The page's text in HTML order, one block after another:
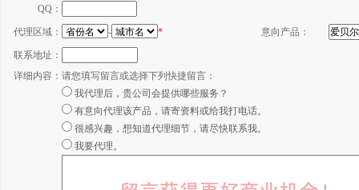
QQ：
代理区域： - * 意向产品：
联系地址：
详细内容： 请您填写留言或选择下列快捷留言：
我代理后，贵公司会提供哪些服务？
有意向代理该产品，请寄资料或给我打电话。
很感兴趣，想知道代理细节，请尽快联系我。
我要代理。